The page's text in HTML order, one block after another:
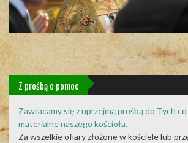
Z prośbą o pomoc
Zawracamy się z uprzejmą prośbą do Tych
materialne naszego kościoła.
Za wszelkie ofiary złożone w kościele lub